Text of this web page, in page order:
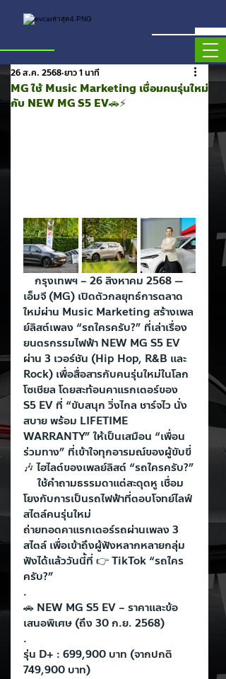
MG ใช้ Music Marketing เชื่อมคนรุ่นใหม่
กับ NEW MG S5 EV🚗⚡️
26 ส.ค. 2568 ยาว 1 นาที
กรุงเทพฯ – 26 สิงหาคม 2568 —
เอ็มจี (MG) เปิดตัวกลยุทธ์การตลาด
ใหม่ผ่าน Music Marketing สร้างเพล
ย์ลิสต์เพลง “รถใครครับ?” ที่เล่าเรื่อง
ยนตรกรรมไฟฟ้า NEW MG S5 EV
ผ่าน 3 เวอร์ชัน (Hip Hop, R&B และ
Rock) เพื่อสื่อสารกับคนรุ่นใหม่ในโลก
โซเชียล โดยสะท้อนคาแรกเตอร์ของ
S5 EV ที่ “ขับสนุก วิ่งไกล ชาร์จไว นั่ง
สบาย พร้อม LIFETIME
WARRANTY” ให้เป็นเสมือน “เพื่อน
ร่วมทาง” ที่เข้าใจทุกอารมณ์ของผู้ขับขี่
🎶 ไฮไลต์ของเพลย์ลิสต์ “รถใครครับ?”
ใช้คำถามธรรมดาแต่สะดุดหู เชื่อม
โยงกับการเป็นรถไฟฟ้าที่ตอบโจทย์ไลฟ์
สไตล์คนรุ่นใหม่
ถ่ายทอดคาแรกเตอร์รถผ่านเพลง 3
สไตล์ เพื่อเข้าถึงผู้ฟังหลากหลายกลุ่ม
ฟังได้แล้ววันนี้ที่ 👉 TikTok “รถใคร
ครับ?”
.
🚗 NEW MG S5 EV – ราคาและข้อ
เสนอพิเศษ (ถึง 30 ก.ย. 2568)
.
รุ่น D+ : 699,900 บาท (จากปกติ
749,900 บาท)